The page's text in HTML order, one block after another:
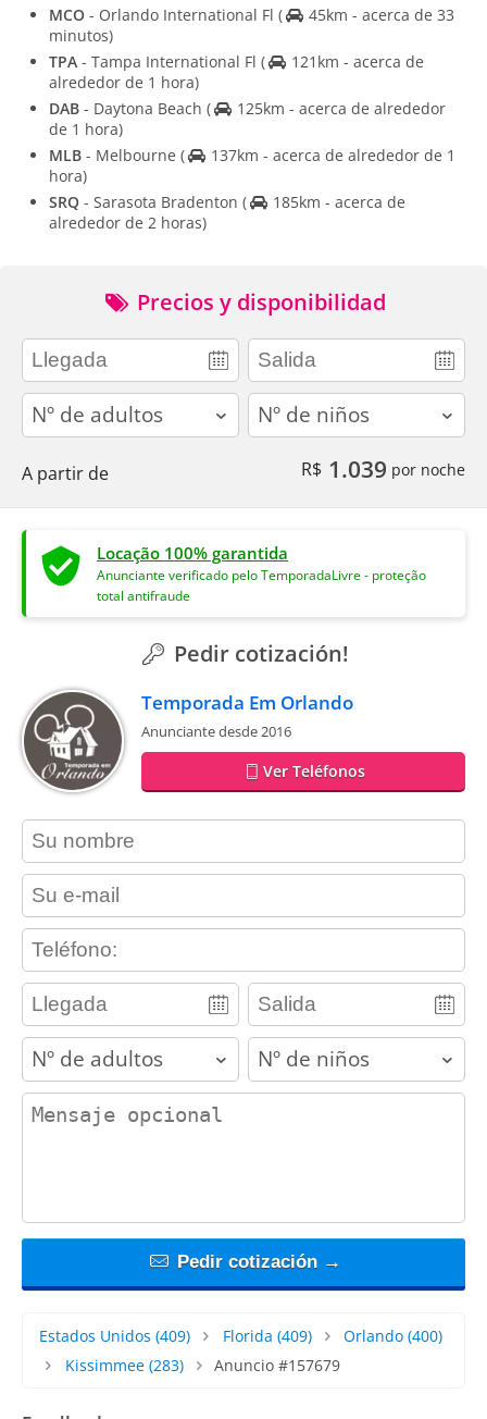
MCO - Orlando International Fl (
45km - acerca de 33
minutos)
TPA - Tampa International Fl (
121km - acerca de
alrededor de 1 hora)
DAB - Daytona Beach (
125km - acerca de alrededor
de 1 hora)
MLB - Melbourne (
137km - acerca de alrededor de 1
hora)
SRQ - Sarasota Bradenton (
185km - acerca de
alrededor de 2 horas)
Precios y disponibilidad
adults children
A partir de R$ 1.039 por noche
Locação 100% garantida
Anunciante verificado pelo TemporadaLivre - proteção
total antifraude
Pedir cotización!
Temporada Em Orlando
Anunciante desde 2016
Ver Teléfonos
contact_name
contact_email
contact_phone
adults children
contact_message
Pedir cotización →
Estados Unidos (409) Florida (409) Orlando (400)
Kissimmee(283) Anuncio #157679